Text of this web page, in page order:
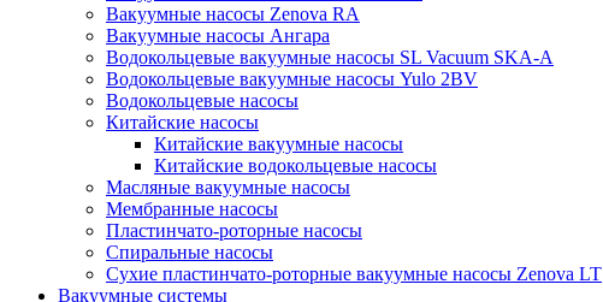
Вакуумные насосы Zenova RA
Вакуумные насосы Ангара
Водокольцевые вакуумные насосы SL Vacuum SKA-A
Водокольцевые вакуумные насосы Yulo 2BV
Водокольцевые насосы
Китайские насосы
Китайские вакуумные насосы
Китайские водокольцевые насосы
Масляные вакуумные насосы
Мембранные насосы
Пластинчато-роторные насосы
Спиральные насосы
Сухие пластинчато-роторные вакуумные насосы Zenova LT
Вакуумные системы